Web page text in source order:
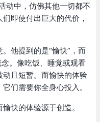
动中，仿佛其他一切都不
即使付出巨大的代价，
他提到的是“愉快”，而
。像吃饭、睡觉或观看
且短暂。而愉快的体验
们需要你全身心投入。
快的体验源于创造。